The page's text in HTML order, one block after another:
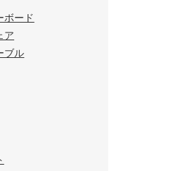
ボード
ア
ブル